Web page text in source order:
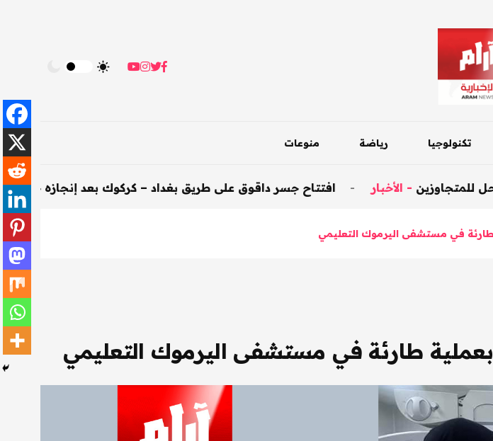
تكنولوجيا رياضة منوعات
افتتاح جسر داقوق على طريق بغداد – كركوك بعد إنجازه خلال 200 يوم - -الأخبار